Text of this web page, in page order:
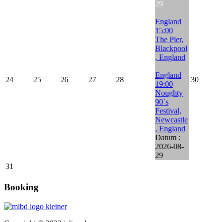
24 25 26 27 28
29
England
15:00
The Pier,
Blackpool
, England
England
19:00
Noughty
90`s
Festival,
Newcastle
, England
Datum :
2026-08-
29
30
31
Booking